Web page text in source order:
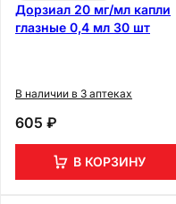
Дорзиал 20 мг/мл капли
глазные 0,4 мл 30 шт
В наличии в 3 аптеках
605 ₽
В КОРЗИНУ